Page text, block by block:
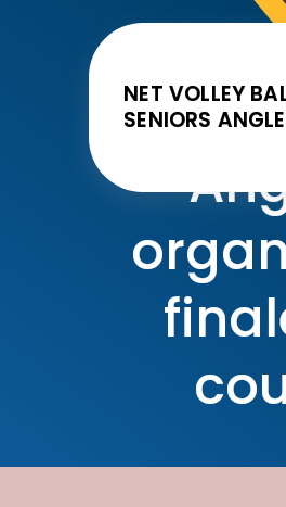
NET VOLLEY
SENIORS